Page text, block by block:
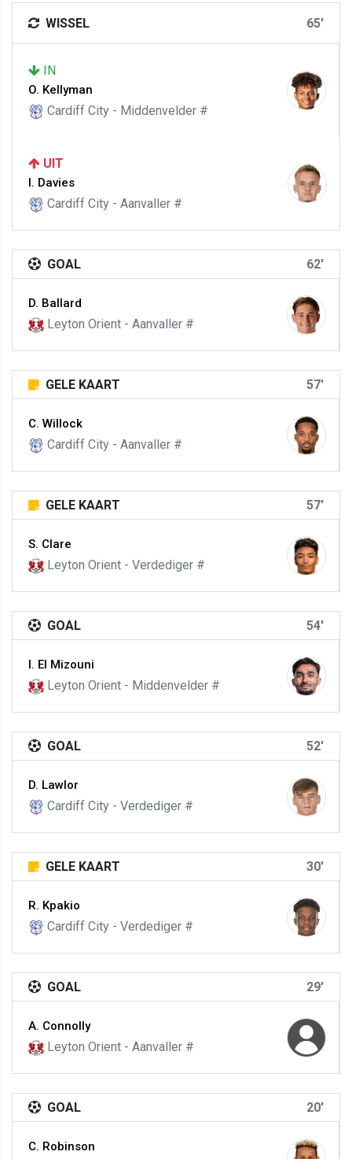
WISSEL 65'
IN
O. Kellyman
Cardiff City - Middenvelder #
UIT
I. Davies
Cardiff City - Aanvaller #
GOAL 62'
D. Ballard
Leyton Orient - Aanvaller #
GELE KAART 57'
C. Willock
Cardiff City - Aanvaller #
GELE KAART 57'
S. Clare
Leyton Orient - Verdediger #
GOAL 54'
I. El Mizouni
Leyton Orient - Middenvelder #
GOAL 52'
D. Lawlor
Cardiff City - Verdediger #
GELE KAART 30'
R. Kpakio
Cardiff City - Verdediger #
GOAL 29'
A. Connolly
Leyton Orient - Aanvaller #
GOAL 20'
C. Robinson